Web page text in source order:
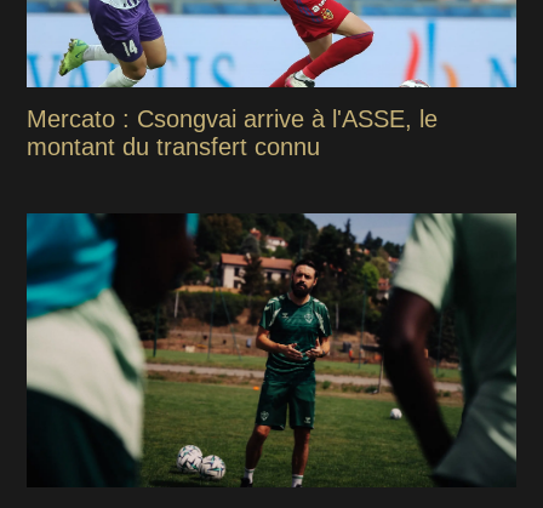
Mercato : Csongvai arrive à l'ASSE, le
montant du transfert connu